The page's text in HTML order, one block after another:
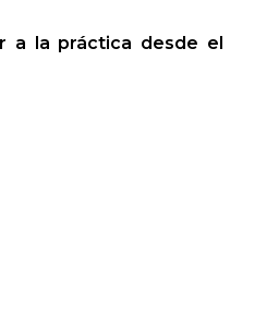
a la práctica desde el